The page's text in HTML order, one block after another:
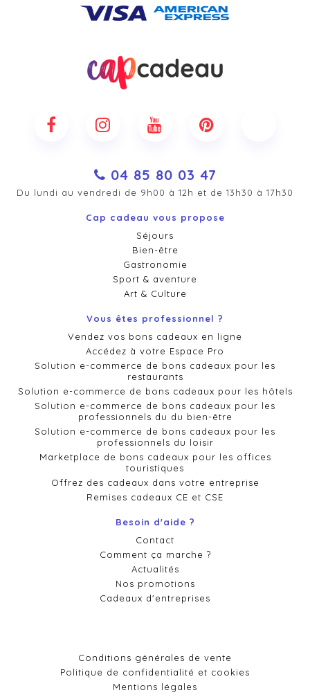
04 85 80 03 47
Du lundi au vendredi de 9h00 à 12h et de 13h30 à 17h30
Cap cadeau vous propose
Séjours
Bien-être
Gastronomie
Sport & aventure
Art & Culture
Vous êtes professionnel ?
Vendez vos bons cadeaux en ligne
Accédez à votre Espace Pro
Solution e-commerce de bons cadeaux pour les
restaurants
Solution e-commerce de bons cadeaux pour les hôtels
Solution e-commerce de bons cadeaux pour les
professionnels du du bien-être
Solution e-commerce de bons cadeaux pour les
professionnels du loisir
Marketplace de bons cadeaux pour les offices
touristiques
Offrez des cadeaux dans votre entreprise
Remises cadeaux CE et CSE
Besoin d'aide ?
Contact
Comment ça marche ?
Actualités
Nos promotions
Cadeaux d'entreprises
Conditions générales de vente
Politique de confidentialité et cookies
Mentions légales